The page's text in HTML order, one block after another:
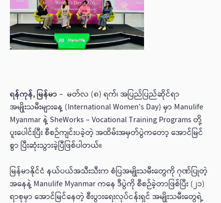
ရန်ကုန်, မြန်မာ – မတ်လ (၈) ရက်၊ အပြည်ပြည်ဆိုင်ရာ
အမျိုးသမီးများနေ့ (International Women’s Day) မှာ Manulife
Myanmar နဲ့ SheWorks – Vocational Training Programs တို့
ပူးပေါင်းပြီး စီစဉ်ကျင်းပခဲ့တဲ့ အထိမ်းအမှတ်ပွဲကတော့ အောင်မြင်
စွာ ပြီးဆုံးသွားခဲ့ပြီဖြစ်ပါတယ်။
မြန်မာနိုင်ငံ နယ်ပယ်အသီးသီးက စံပြအမျိုးသမီးတွေကို ဂုဏ်ပြုတဲ့
အနေနဲ့ Manulife Myanmar ကနေ ဒီပွဲကို စီစဉ်ခဲ့တာဖြစ်ပြီး (၂၁)
ရာစုမှာ အောင်မြင်နေတဲ့ စီးပွားရေးလုပ်ငန်းရှင် အမျိုးသမီးတွေရဲ့